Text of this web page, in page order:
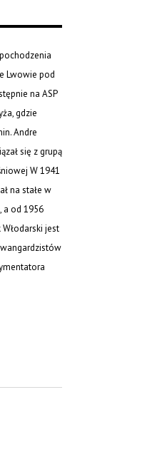
Lwowie pod
na ASP
gdzie
Andre
się z grupą
W 1941
na stałe w
a od 1956
jest